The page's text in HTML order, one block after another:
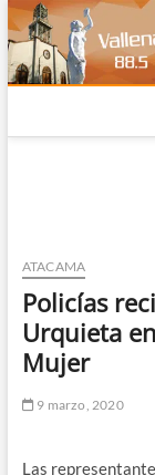
Saltar
al
contenido
ATACAMA
Policías
Urquieta
Mujer
9 marzo, 2020
Las